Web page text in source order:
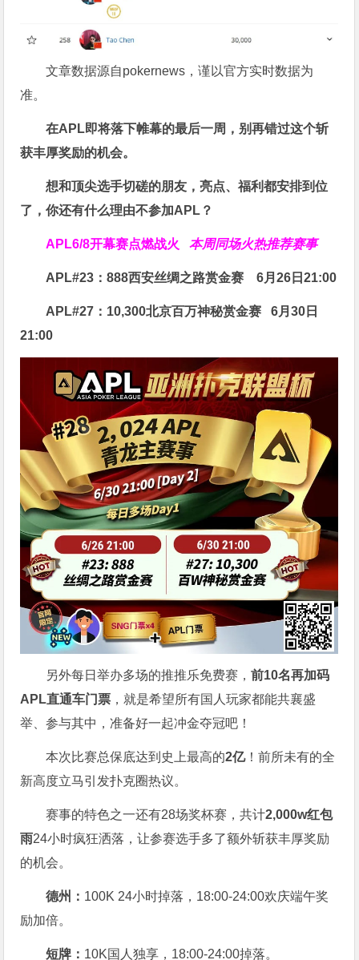
文章数据源自pokernews，谨以官方实时数据为
准。
在APL即将落下帷幕的最后一周，别再错过这个斩
获丰厚奖励的机会。
想和顶尖选手切磋的朋友，亮点、福利都安排到位
了，你还有什么理由不参加APL？
APL6/8开幕赛点燃战火本周同场火热推荐赛事
APL#23：888西安丝绸之路赏金赛6月26日21:00
APL#27：10,300北京百万神秘赏金赛6月30日
21:00
另外每日举办多场的推推乐免费赛，前10名再加码
APL直通车门票 ，就是希望所有国人玩家都能共襄盛
举、参与其中，准备好一起冲金夺冠吧！
本次比赛总保底达到史上最高的2亿！前所未有的全
新高度立马引发扑克圈热议。
赛事的特色之一还有28场奖杯赛，共计2,000w红包
雨24小时疯狂洒落，让参赛选手多了额外斩获丰厚奖励
的机会。
德州： 100K 24小时掉落， 18:00-24:00欢庆端午奖
励加倍。
短牌： 10K国人独享，18:00-24:00掉落。